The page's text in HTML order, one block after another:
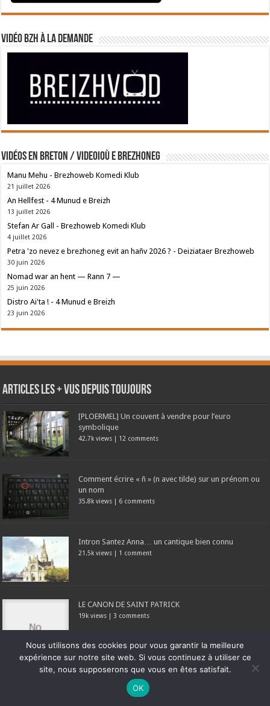
Vidéo BZH à la demande
Vidéos en breton / Videoioù e brezhoneg
Manu Mehu - Brezhoweb Komedi Klub
21 juillet 2026
An Hellfest - 4 Munud e Breizh
13 juillet 2026
Stefan Ar Gall - Brezhoweb Komedi Klub
4 juillet 2026
Petra 'zo nevez e brezhoneg evit an hañv 2026 ? - Deiziataer Brezhoweb
30 juin 2026
Nomad war an hent — Rann 7 —
25 juin 2026
Distro Ai'ta ! - 4 Munud e Breizh
23 juin 2026
Articles les + vus depuis toujours
[PLOERMEL] Un couvent à vendre pour l’euro
symbolique
42.7k views | 12 comments
Comment écrire « ñ » (n avec tilde) sur un prénom ou
un nom
35.8k views | 6 comments
Intron Santez Anna… un cantique bien connu
21.5k views | 1 comment
LE CANON DE SAINT PATRICK
19k views | 3 comments
Prière (originale) à Sainte Cécile, patronne des
Ne manquez pas la nouveauté de Bernard Rio "LA REVOLUTION DES
CLIQUEZ ICI POUR EN SAVOIR PLUS
Nous utilisons des cookies pour vous garantir la meilleure
expérience sur notre site web. Si vous continuez à utiliser ce
site, nous supposerons que vous en êtes satisfait.
OK